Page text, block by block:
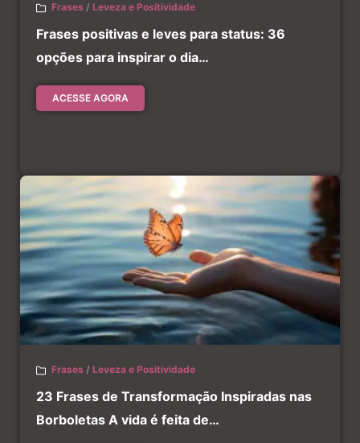
Frases / Leveza e Positividade
Frases positivas e leves para status: 36
opções para inspirar o dia…
ACESSE AGORA
Frases / Leveza e Positividade
23 Frases de Transformação Inspiradas nas
Borboletas A vida é feita de…